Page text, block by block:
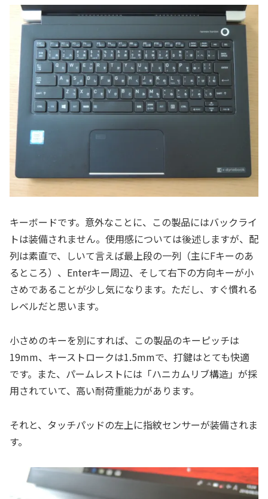
キーボードです。意外なことに、この製品にはバックライ
トは装備されません。使用感については後述しますが、配
列は素直で、しいて言えば最上段の一列（主にFキーのあ
るところ）、Enterキー周辺、そして右下の方向キーが小
さめであることが少し気になります。ただし、すぐ慣れる
レベルだと思います。
小さめのキーを別にすれば、この製品のキーピッチは
19mm、キーストロークは1.5mmで、打鍵はとても快適
です。また、パームレストには「ハニカムリブ構造」が採
用されていて、高い耐荷重能力があります。
それと、タッチパッドの左上に指紋センサーが装備されま
す。